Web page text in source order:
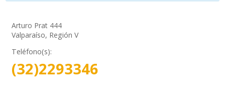
Arturo Prat 444
Valparaíso, Región V
Teléfono(s):
(32)2293346